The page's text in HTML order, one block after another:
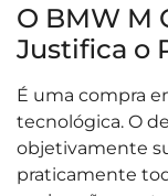
O BMW M
Justifica o
É uma compra
tecnológica. O
objetivamente
praticamente